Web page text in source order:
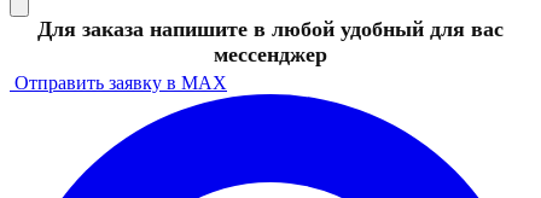
Для заказа напишите в любой удобный для вас
мессенджер
Отправить заявку в MAX